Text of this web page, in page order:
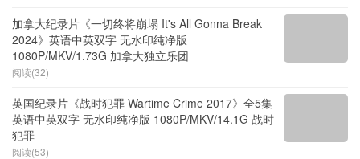
加拿大纪录片《一切终将崩塌 It's All Gonna Break
2024》英语中英双字 无水印纯净版
1080P/MKV/1.73G 加拿大独立乐团
阅读(32)
英国纪录片《战时犯罪 Wartime Crime 2017》全5集
英语中英双字 无水印纯净版 1080P/MKV/14.1G 战时
犯罪
阅读(53)